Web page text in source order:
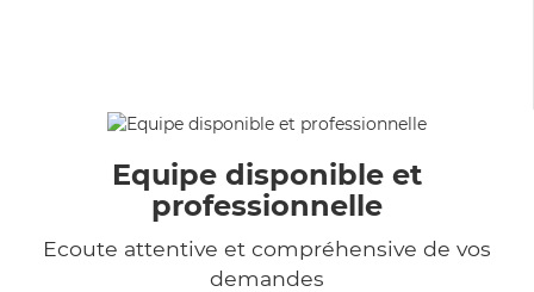
Equipe disponible et
professionnelle
Ecoute attentive et compréhensive de vos
demandes